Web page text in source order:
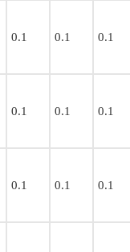
0.1 0.1 0.1
0.1 0.1 0.1
0.1 0.1 0.1